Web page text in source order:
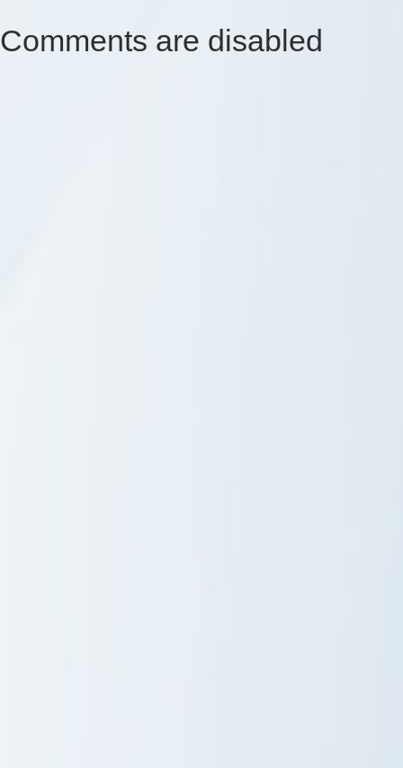
Comments are disabled